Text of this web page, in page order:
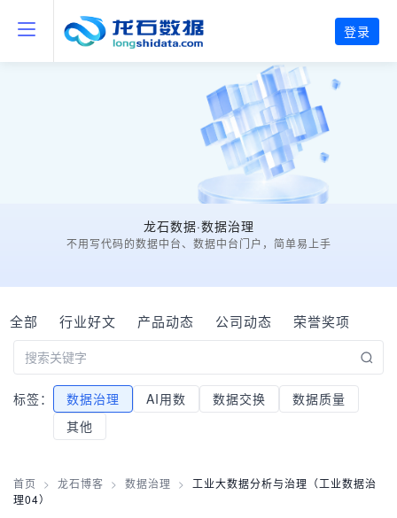
龙石数据·数据治理
不用写代码的数据中台、数据中台门户，简单易上手
全部 行业好文 产品动态 公司动态 荣誉奖项
标签： 数据治理 AI用数 数据交换
数据质量
其他
首页 > 龙石博客 > 数据治理 >
工业大数据分析与治理（工业数据治
理04）
登录